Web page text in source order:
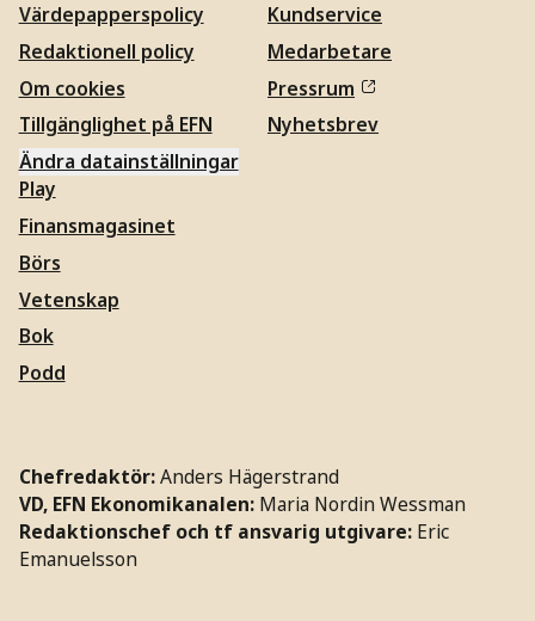
Värdepapperspolicy
Redaktionell policy
Om cookies
Tillgänglighet på EFN
Ändra datainställningar
Kundservice
Medarbetare
Pressrum
Nyhetsbrev
Play
Finansmagasinet
Börs
Vetenskap
Bok
Podd
Chefredaktör:Anders Hägerstrand
VD, EFN Ekonomikanalen: Maria Nordin Wessman
Redaktionschef och tf ansvarig utgivare: Eric
Emanuelsson